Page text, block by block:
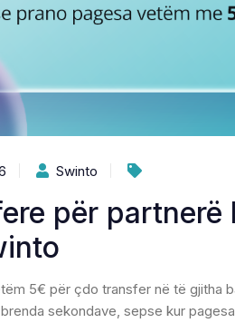
Swinto
për
5€ për çdo transfer në të gjitha
sekondave, sepse kur